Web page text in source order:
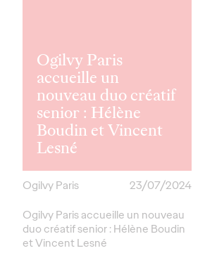
Ogilvy Paris
accueille un
nouveau duo créatif
senior : Hélène
Boudin et Vincent
Lesné
Ogilvy Paris
23/07/2024
Ogilvy Paris accueille un nouveau
duo créatif senior : Hélène Boudin
et Vincent Lesné